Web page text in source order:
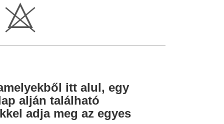
H
itt alul, egy
alján található
adja meg az egyes